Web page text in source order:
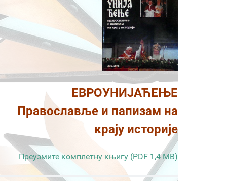
ЕВРОУНИЈАЋЕЊЕ
Православље и папизам на
крају историје
Преузмите комплетну књигу (PDF 1,4 MB)